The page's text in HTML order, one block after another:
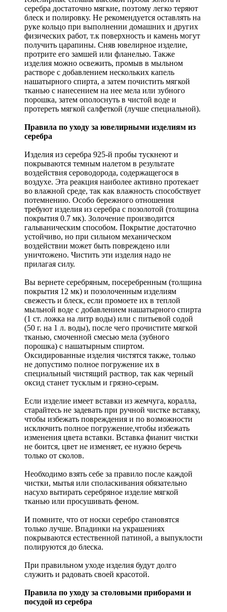
серебра достаточно мягкие, поэтому легко теряют
блеск и полировку. Не рекомендуется оставлять на
руке кольцо при выполнении домашних и других
физических работ, т.к поверхность и камень могут
получить царапины. Сняв ювелирное изделие,
протрите его замшей или фланелью. Также
изделия можно освежить, промыв в мыльном
растворе с добавлением нескольких капель
нашатырного спирта, а затем почистить мягкой
тканью с нанесением на нее мела или зубного
порошка, затем ополоснуть в чистой воде и
протереть мягкой салфеткой (лучше специальной).
Правила по уходу за ювелирными изделиям из
серебра
Изделия из серебра 925-й пробы тускнеют и
покрываются темным налетом в результате
воздействия сероводорода, содержащегося в
воздухе. Эта реакция наиболее активно протекает
во влажной среде, так как влажность способствует
потемнению. Особо бережного отношения
требуют изделия из серебра с позолотой (толщина
покрытия 0.7 мк). Золочение производится
гальваническим способом. Покрытие достаточно
устойчиво, но при сильном механическом
воздействии может быть повреждено или
уничтожено. Чистить эти изделия надо не
прилагая силу.
Вы вернете серебряным, посеребренным (толщина
покрытия 12 мк) и позолоченным изделиям
свежесть и блеск, если промоете их в теплой
мыльной воде с добавлением нашатырного спирта
(1 ст. ложка на литр воды) или с питьевой содой
(50 г. на 1 л. воды), после чего прочистите мягкой
тканью, смоченной смесью мела (зубного
порошка) с нашатырным спиртом.
Оксидированные изделия чистятся также, только
не допустимо полное погружение их в
специальный чистящий раствор, так как черный
оксид станет тусклым и грязно-серым.
Если изделие имеет вставки из жемчуга, коралла,
старайтесь не задевать при ручной чистке вставку,
чтобы избежать повреждения и по возможности
исключить полное погружение,чтобы избежать
изменения цвета вставки. Вставка фианит чистки
не боится, цвет не изменяет, ее нужно беречь
только от сколов.
Необходимо взять себе за правило после каждой
чистки, мытья или споласкивания обязательно
насухо вытирать серебряное изделие мягкой
тканью или просушивать феном.
И помните, что от носки серебро становятся
только лучше. Впадинки на украшениях
покрываются естественной патиной, а выпуклости
полируются до блеска.
При правильном уходе изделия будут долго
служить и радовать своей красотой.
Правила по уходу за столовыми приборами и
посудой из серебра